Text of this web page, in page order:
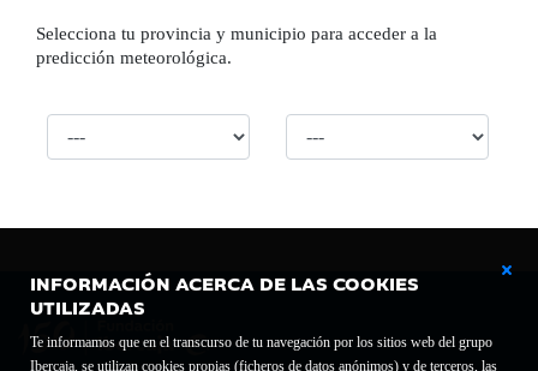
INFORMACIÓN ACERCA DE LAS COOKIES
UTILIZADAS
Te informamos que en el transcurso de tu navegación por los sitios web del grupo
Ibercaja, se utilizan cookies propias (ficheros de datos anónimos) y de terceros, las
Selecciona tu provincia y municipio para acceder a la
predicción meteorológica.